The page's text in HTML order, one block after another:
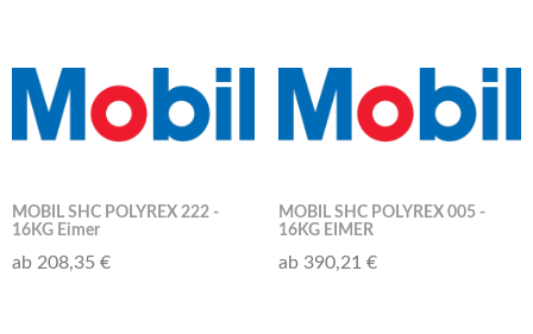
MOBIL SHC POLYREX 222 -
16KG Eimer
ab 208,35 €
MOBIL SHC POLYREX 005 -
16KG EIMER
ab 390,21 €